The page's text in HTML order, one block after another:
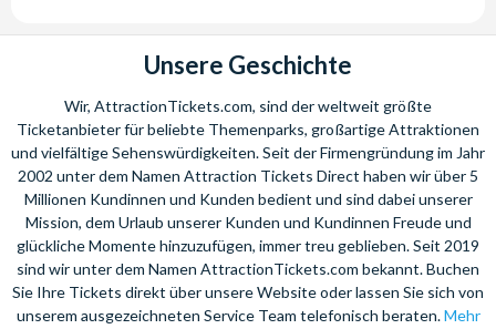
Unsere Geschichte
Wir, AttractionTickets.com, sind der weltweit größte
Ticketanbieter für beliebte Themenparks, großartige Attraktionen
und vielfältige Sehenswürdigkeiten. Seit der Firmengründung im Jahr
2002 unter dem Namen Attraction Tickets Direct haben wir über 5
Millionen Kundinnen und Kunden bedient und sind dabei unserer
Mission, dem Urlaub unserer Kunden und Kundinnen Freude und
glückliche Momente hinzuzufügen, immer treu geblieben. Seit 2019
sind wir unter dem Namen AttractionTickets.com bekannt. Buchen
Sie Ihre Tickets direkt über unsere Website oder lassen Sie sich von
unserem ausgezeichneten Service Team telefonisch beraten.Mehr